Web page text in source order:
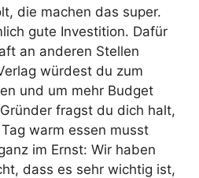
die machen das super.
gute Investition. Dafür
an anderen Stellen
würdest du zum
und um mehr Budget
fragst du dich halt,
warm essen musst
im Ernst: Wir haben
dass es sehr wichtig ist,